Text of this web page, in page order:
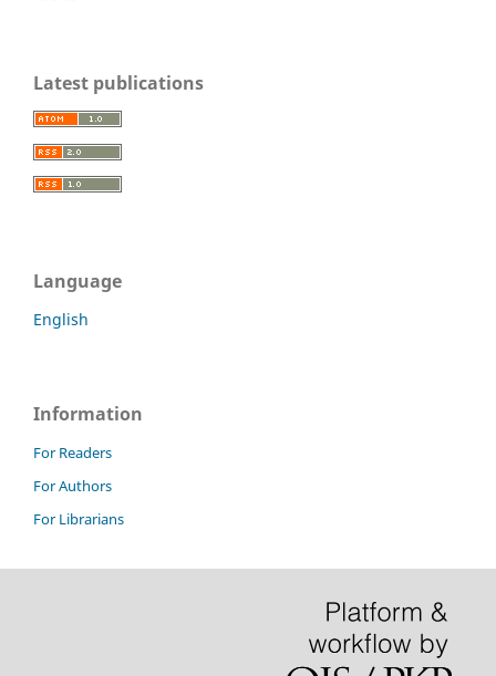
Latest publications
Language
English
Information
For Readers
For Authors
For Librarians